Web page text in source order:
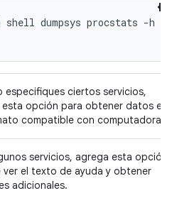
shell dumpsys procstats -h
especifiques ciertos servicios,
opción para obtener datos en
compatible con computadoras.
servicios, agrega esta opción
ver el texto de ayuda y obtener
adicionales.